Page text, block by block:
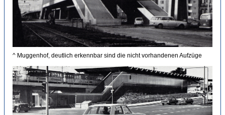
^ Muggenhof, deutlich erkennbar sind die nicht vorhandenen Aufzüge